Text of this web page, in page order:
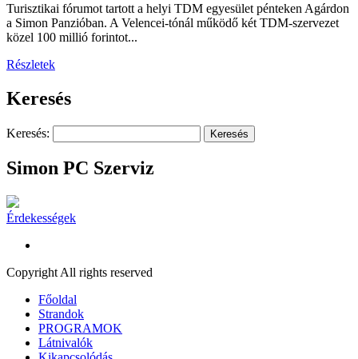
Turisztikai fórumot tartott a helyi TDM egyesület pénteken Agárdon
a Simon Panzióban. A Velencei-tónál működő két TDM-szervezet
közel 100 millió forintot...
Részletek
Keresés
Keresés:
Simon PC Szerviz
Érdekességek
Copyright All rights reserved
Főoldal
Strandok
PROGRAMOK
Látnivalók